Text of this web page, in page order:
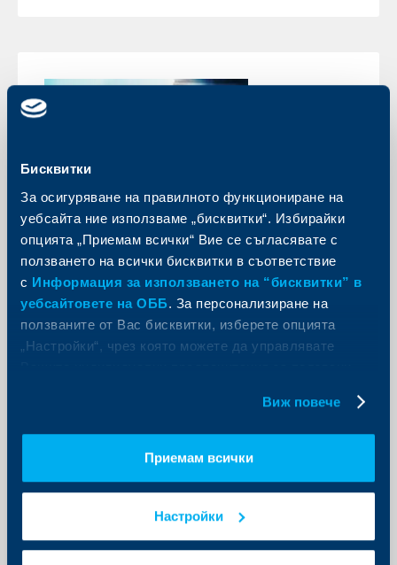
Бисквитки
За осигуряване на правилното функциониране на
уебсайта ние използваме „бисквитки“. Избирайки
опцията „Приемам всички“ Вие се съгласявате с
ползването на всички бисквитки в съответствие
с Информация за използването на “бисквитки” в
уебсайтовете на ОББ. За персонализиране на
ползваните от Вас бисквитки, изберете опцията
„Настройки“, чрез която можете да управлявате
Виж повече
Приемам всички
Настройки
Бизнес
Асоциация на банките в България
избра Любомир Дацов за свой
представител в Управителния
съвет на Фонда за гарантиране на
Любомир Дацов влиза в Управителния съвет на
Фонда за гарантиране на влоговете в банките като
представител на Асоциацията на банките в